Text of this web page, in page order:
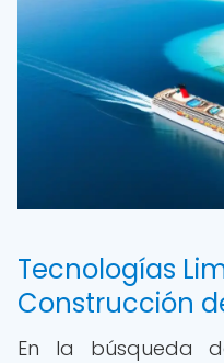
Tecnologías
Construcción
En la búsqueda